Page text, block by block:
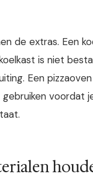
de extras. Een
is niet
Een
gebruiken voordat